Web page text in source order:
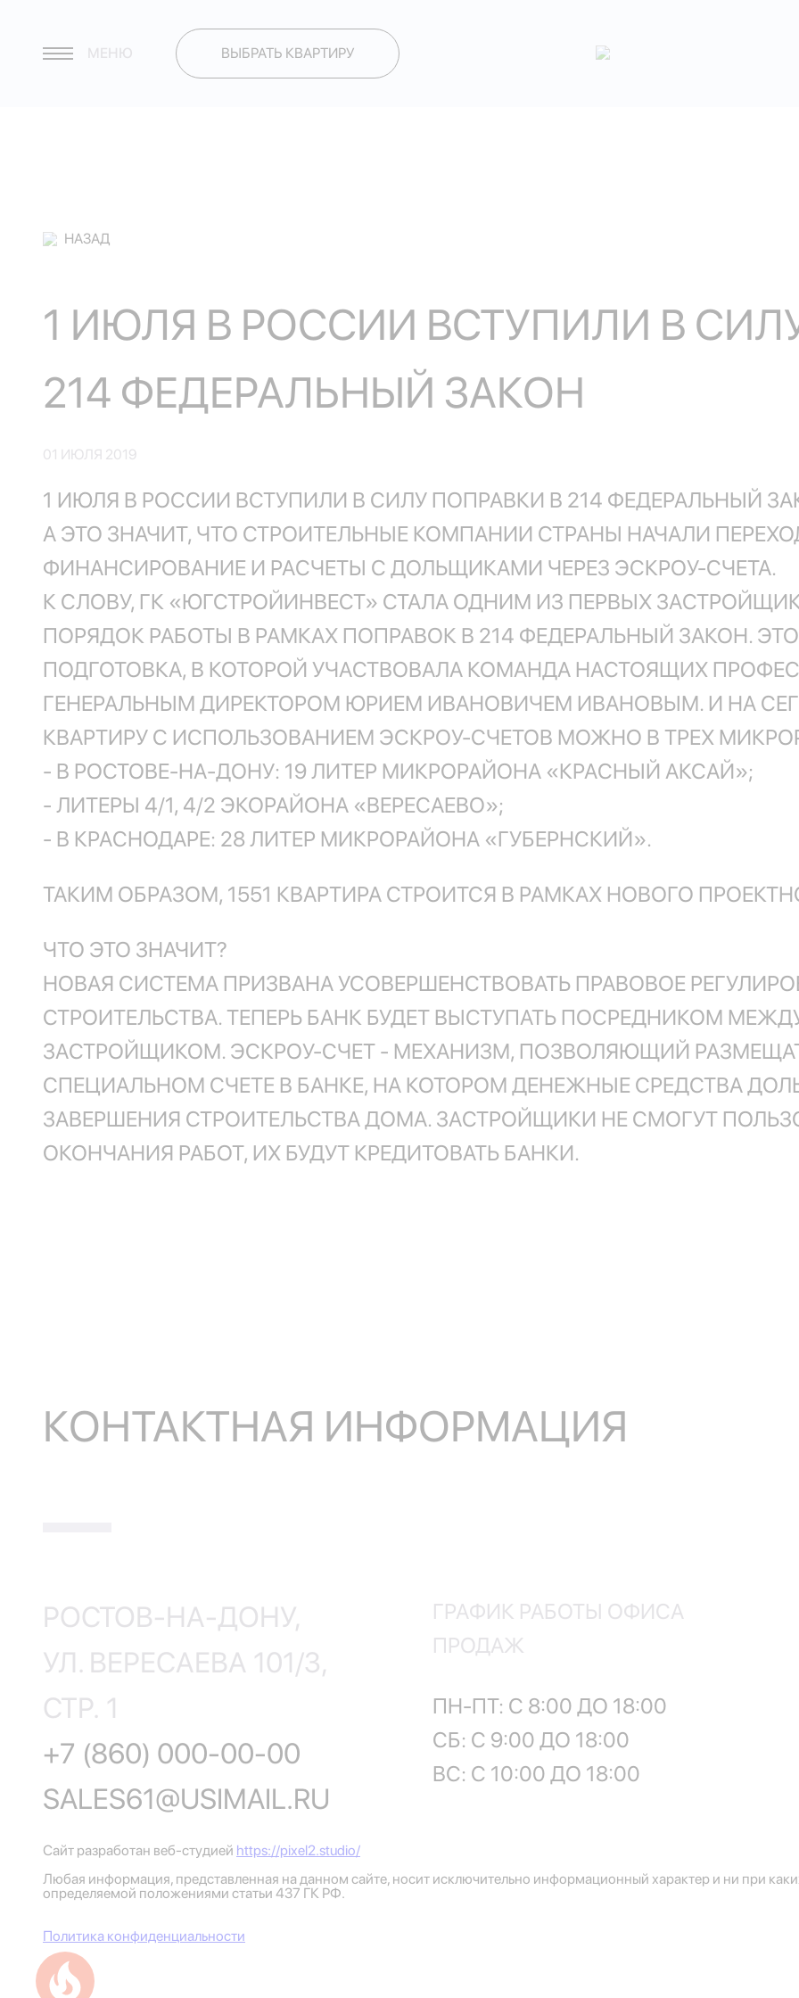
Успейте купить коммерческое помещение
МЕНЮ ВЫБРАТЬ КВАРТИРУ
НАЗАД
1 ИЮЛЯ В РОССИИ ВСТУПИЛИ В
214 ФЕДЕРАЛЬНЫЙ ЗАКОН
01 ИЮЛЯ 2019
1 ИЮЛЯ В РОССИИ ВСТУПИЛИ В СИЛУ ПОПРАВКИ В 214 ФЕДЕРАЛЬНЫЙ
А ЭТО ЗНАЧИТ, ЧТО СТРОИТЕЛЬНЫЕ КОМПАНИИ СТРАНЫ НАЧАЛИ
ФИНАНСИРОВАНИЕ И РАСЧЕТЫ С ДОЛЬЩИКАМИ ЧЕРЕЗ ЭСКРОУ-СЧЕТА.
К СЛОВУ, ГК «ЮГСТРОЙИНВЕСТ» СТАЛА ОДНИМ ИЗ ПЕРВЫХ
ПОРЯДОК РАБОТЫ В РАМКАХ ПОПРАВОК В 214 ФЕДЕРАЛЬНЫЙ ЗАКОН.
ПОДГОТОВКА, В КОТОРОЙ УЧАСТВОВАЛА КОМАНДА НАСТОЯЩИХ
ГЕНЕРАЛЬНЫМ ДИРЕКТОРОМ ЮРИЕМ ИВАНОВИЧЕМ ИВАНОВЫМ. И НА
КВАРТИРУ С ИСПОЛЬЗОВАНИЕМ ЭСКРОУ-СЧЕТОВ МОЖНО В ТРЕХ
- В РОСТОВЕ-НА-ДОНУ: 19 ЛИТЕР МИКРОРАЙОНА «КРАСНЫЙ АКСАЙ»;
- ЛИТЕРЫ 4/1, 4/2 ЭКОРАЙОНА «ВЕРЕСАЕВО»;
- В КРАСНОДАРЕ: 28 ЛИТЕР МИКРОРАЙОНА «ГУБЕРНСКИЙ».
ТАКИМ ОБРАЗОМ, 1551 КВАРТИРА СТРОИТСЯ В РАМКАХ НОВОГО
ЧТО ЭТО ЗНАЧИТ?
НОВАЯ СИСТЕМА ПРИЗВАНА УСОВЕРШЕНСТВОВАТЬ ПРАВОВОЕ
СТРОИТЕЛЬСТВА. ТЕПЕРЬ БАНК БУДЕТ ВЫСТУПАТЬ ПОСРЕДНИКОМ
ЗАСТРОЙЩИКОМ. ЭСКРОУ-СЧЕТ - МЕХАНИЗМ, ПОЗВОЛЯЮЩИЙ
СПЕЦИАЛЬНОМ СЧЕТЕ В БАНКЕ, НА КОТОРОМ ДЕНЕЖНЫЕ СРЕДСТВА
ЗАВЕРШЕНИЯ СТРОИТЕЛЬСТВА ДОМА. ЗАСТРОЙЩИКИ НЕ СМОГУТ
ОКОНЧАНИЯ РАБОТ, ИХ БУДУТ КРЕДИТОВАТЬ БАНКИ.
КОНТАКТНАЯ ИНФОРМАЦИЯ
РОСТОВ-НА-ДОНУ,
УЛ. ВЕРЕСАЕВА 101/3,
СТР. 1
+7 (860) 000-00-00
SALES61@USIMAIL.RU
ГРАФИК РАБОТЫ ОФИСА
ПРОДАЖ
ПН-ПТ: С 8:00 ДО 18:00
СБ: С 9:00 ДО 18:00
ВС: С 10:00 ДО 18:00
Сайт разработан веб-студией https://pixel2.studio/
Любая информация, представленная на данном сайте, носит исключительно информационный характер и ни при
определяемой положениями статьи 437 ГК РФ.
Политика конфиденциальности